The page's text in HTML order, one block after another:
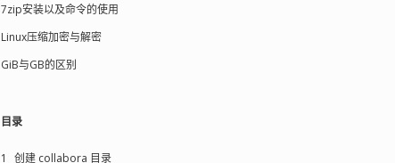
7zip安装以及命令的使用
Linux压缩加密与解密
GiB与GB的区别
目录
1
创建 collabora 目录